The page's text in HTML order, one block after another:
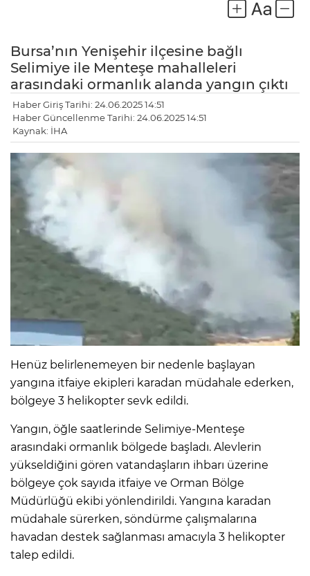
Bursa’nın Yenişehir ilçesine bağlı
Selimiye ile Menteşe mahalleleri
arasındaki ormanlık alanda yangın çıktı
Haber Giriş Tarihi: 24.06.2025 14:51
Haber Güncellenme Tarihi: 24.06.2025 14:51
Kaynak: İHA
Henüz belirlenemeyen bir nedenle başlayan
yangına itfaiye ekipleri karadan müdahale ederken,
bölgeye 3 helikopter sevk edildi.
Yangın, öğle saatlerinde Selimiye-Menteşe
arasındaki ormanlık bölgede başladı. Alevlerin
yükseldiğini gören vatandaşların ihbarı üzerine
bölgeye çok sayıda itfaiye ve Orman Bölge
Müdürlüğü ekibi yönlendirildi. Yangına karadan
müdahale sürerken, söndürme çalışmalarına
havadan destek sağlanması amacıyla 3 helikopter
talep edildi.